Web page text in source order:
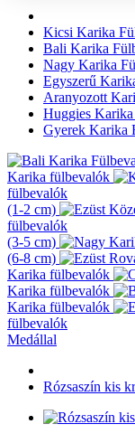
Kicsi Karika
Bali Karika
Nagy Karika
Egyszerű
Aranyozott
Huggies
Gyerek Karika
Karika fülbevalók
fülbevalók
(1-2 cm)
fülbevalók
(3-5 cm)
(6-8 cm)
Karika fülbevalók
Karika fülbevalók
Karika fülbevalók
fülbevalók
Medállal
Rózsaszín kis